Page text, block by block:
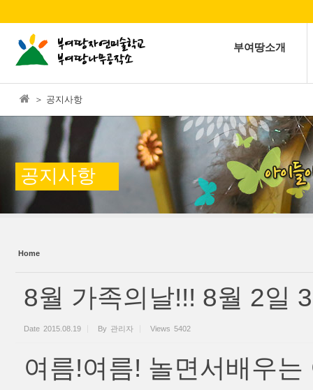
부여땅소개
＞ 공지사항
공지사항
Home
8월 가족의날!!! 8월 2일
Date 2015.08.19 By 관리자 Views 5402
여름!여름! 놀면서배우는
Sketchbook5, 스케치북5
Sketchbook5, 스케치북5